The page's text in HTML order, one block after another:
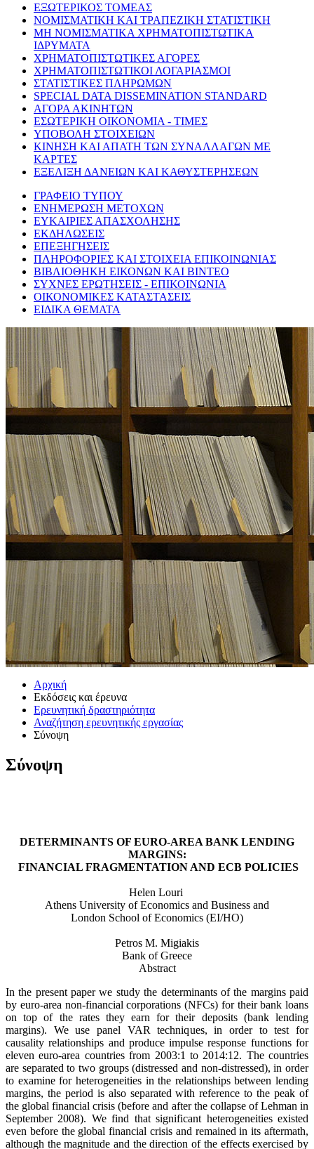
ΕΞΩΤΕΡΙΚΟΣ ΤΟΜΕΑΣ
ΝΟΜΙΣΜΑΤΙΚΗ ΚΑΙ ΤΡΑΠΕΖΙΚΗ ΣΤΑΤΙΣΤΙΚΗ
ΜΗ ΝΟΜΙΣΜΑΤΙΚΑ ΧΡΗΜΑΤΟΠΙΣΤΩΤΙΚΑ
ΙΔΡΥΜΑΤΑ
ΧΡΗΜΑΤΟΠΙΣΤΩΤΙΚΕΣ ΑΓΟΡΕΣ
ΧΡΗΜΑΤΟΠΙΣΤΩΤΙΚΟΙ ΛΟΓΑΡΙΑΣΜΟΙ
ΣΤΑΤΙΣΤΙΚΕΣ ΠΛΗΡΩΜΩΝ
SPECIAL DATA DISSEMINATION STANDARD
ΑΓΟΡΑ ΑΚΙΝΗΤΩΝ
ΕΣΩΤΕΡΙΚΗ ΟΙΚΟΝΟΜΙΑ - ΤΙΜΕΣ
ΥΠΟΒΟΛΗ ΣΤΟΙΧΕΙΩΝ
ΚΙΝΗΣΗ ΚΑΙ ΑΠΑΤΗ ΤΩΝ ΣΥΝΑΛΛΑΓΩΝ ΜΕ
ΚΑΡΤΕΣ
ΕΞΕΛΙΞΗ ΔΑΝΕΙΩΝ ΚΑΙ ΚΑΘΥΣΤΕΡΗΣΕΩΝ
ΓΡΑΦΕΙΟ ΤΥΠΟΥ
ΕΝΗΜΕΡΩΣΗ ΜΕΤΟΧΩΝ
ΕΥΚΑΙΡΙΕΣ ΑΠΑΣΧΟΛΗΣΗΣ
ΕΚΔΗΛΩΣΕΙΣ
ΕΠΕΞΗΓΗΣΕΙΣ
ΠΛΗΡΟΦΟΡΙΕΣ ΚΑΙ ΣΤΟΙΧΕΙΑ ΕΠΙΚΟΙΝΩΝΙΑΣ
ΒΙΒΛΙΟΘΗΚΗ ΕΙΚΟΝΩΝ ΚΑΙ ΒΙΝΤΕΟ
ΣΥΧΝΕΣ ΕΡΩΤΗΣΕΙΣ - ΕΠΙΚΟΙΝΩΝΙΑ
ΟΙΚΟΝΟΜΙΚΕΣ ΚΑΤΑΣΤΑΣΕΙΣ
ΕΙΔΙΚΑ ΘΕΜΑΤΑ
Αρχική
Εκδόσεις και έρευνα
Ερευνητική δραστηριότητα
Αναζήτηση ερευνητικής εργασίας
Σύνοψη
Σύνοψη
DETERMINANTS OF EURO-AREA BANK LENDING
MARGINS:
FINANCIAL FRAGMENTATION AND ECB POLICIES
Helen Louri
Athens University of Economics and Business and
London School of Economics (EI/HO)
Petros M. Migiakis
Bank of Greece
Abstract
In the present paper we study the determinants of the margins paid
by euro-area non-financial corporations (NFCs) for their bank loans
on top of the rates they earn for their deposits (bank lending
margins). We use panel VAR techniques, in order to test for
causality relationships and produce impulse response functions for
eleven euro-area countries from 2003:1 to 2014:12. The countries
are separated to two groups (distressed and non-distressed), in order
to examine for heterogeneities in the relationships between lending
margins, the period is also separated with reference to the peak of
the global financial crisis (before and after the collapse of Lehman in
September 2008). We find that significant heterogeneities existed
even before the global financial crisis and remained in its aftermath,
although the magnitude and the direction of the effects exercised by